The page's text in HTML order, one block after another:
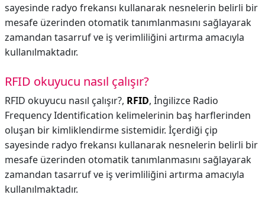
sayesinde radyo frekansı kullanarak nesnelerin belirli bir
mesafe üzerinden otomatik tanımlanmasını sağlayarak
zamandan tasarruf ve iş verimliliğini artırma amacıyla
kullanılmaktadır.
RFID okuyucu nasıl çalışır?
RFID okuyucu nasıl çalışır?, RFID, İngilizce Radio
Frequency Identification kelimelerinin baş harflerinden
oluşan bir kimliklendirme sistemidir. İçerdiği çip
sayesinde radyo frekansı kullanarak nesnelerin belirli bir
mesafe üzerinden otomatik tanımlanmasını sağlayarak
zamandan tasarruf ve iş verimliliğini artırma amacıyla
kullanılmaktadır.